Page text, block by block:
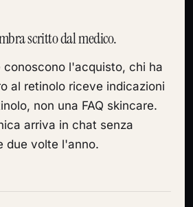
scritto dal medico.
conoscono l'acquisto, chi ha
al retinolo riceve indicazioni
non una FAQ skincare.
arriva in chat senza
due volte l'anno.